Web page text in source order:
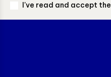
I've read and accept the